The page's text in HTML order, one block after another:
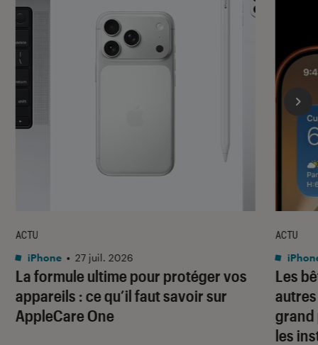
La formule ultime pour protéger vos
appareils : ce qu’il faut savoir sur
AppleCare One
ACTU
iPhone • 27 juil. 2026
Les
grand
les
ACTU